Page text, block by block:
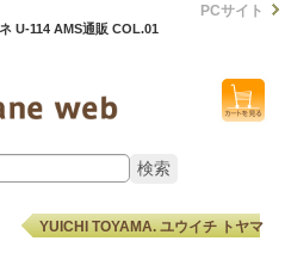
U-114 AMS通販 COL.01
PCサイト
YUICHI TOYAMA. ユウイチ トヤマ